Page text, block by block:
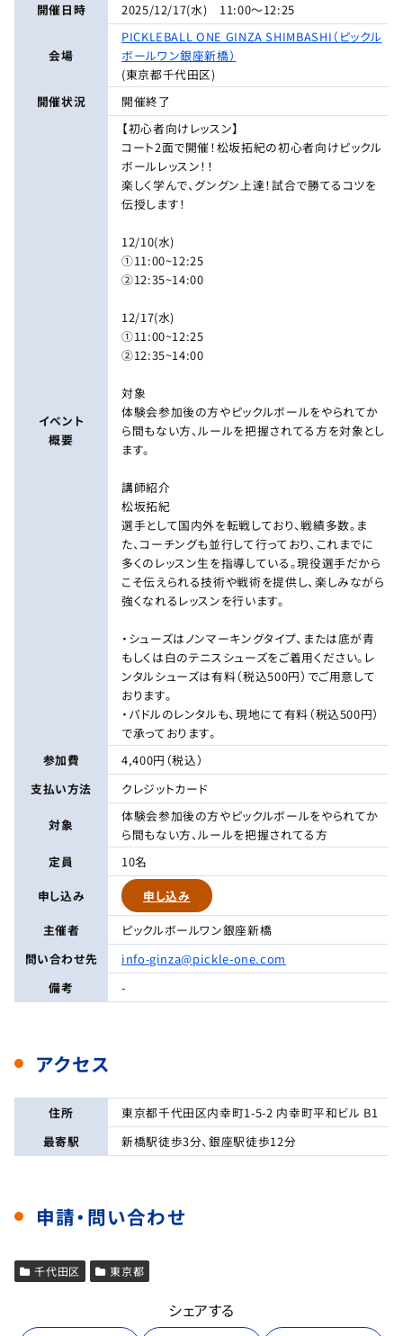
開催日時
2025/12/17(水) 11:00～12:25
会場
PICKLEBALL ONE GINZA SHIMBASHI（ピックル
ボールワン銀座新橋）
(東京都千代田区)
開催状況
開催終了
イベント
概要
【初心者向けレッスン】
コート2面で開催！松坂拓紀の初心者向けピックル
ボールレッスン！！
楽しく学んで、グングン上達！試合で勝てるコツを
伝授します！
12/10(水)
①11:00~12:25
②12:35~14:00
12/17(水)
①11:00~12:25
②12:35~14:00
対象
体験会参加後の方やピックルボールをやられてか
ら間もない方、ルールを把握されてる方を対象とし
ます。
講師紹介
松坂拓紀
選手として国内外を転戦しており、戦績多数。ま
た、コーチングも並行して行っており、これまでに
多くのレッスン生を指導している。現役選手だから
こそ伝えられる技術や戦術を提供し、楽しみながら
強くなれるレッスンを行います。
・シューズはノンマーキングタイプ、または底が青
もしくは白のテニスシューズをご着用ください。レ
ンタルシューズは有料（税込500円）でご用意して
おります。
・パドルのレンタルも、現地にて有料（税込500円）
で承っております。
参加費
4,400円（税込）
支払い方法
クレジットカード
対象
体験会参加後の方やピックルボールをやられてか
ら間もない方、ルールを把握されてる方
定員
10名
申し込み
申し込み
主催者
ピックルボールワン銀座新橋
問い合わせ先
info-ginza@pickle-one.com
備考
-
アクセス
住所
東京都千代田区内幸町1-5-2 内幸町平和ビル B1
最寄駅
新橋駅徒歩3分、銀座駅徒歩12分
申請・問い合わせ
千代田区 東京都
シェアする